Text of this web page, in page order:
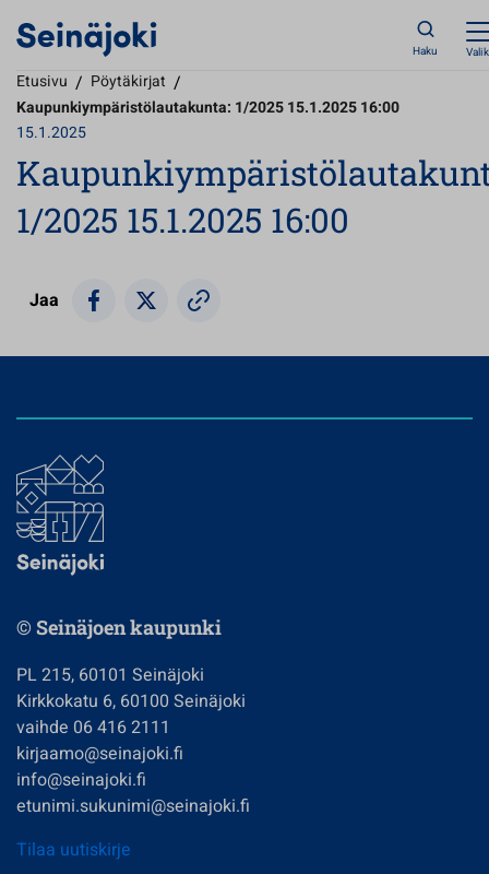
Haku
Etusivu / Pöytäkirjat /
Kaupunkiympäristölautakunta: 1/2025 15.1.2025 16:00
15.1.2025
1/2025 15.1.2025 16:00
Jaa
© Seinäjoen kaupunki
PL 215, 60101 Seinäjoki
Kirkkokatu 6, 60100 Seinäjoki
vaihde 06 416 2111
kirjaamo@seinajoki.fi
info@seinajoki.fi
etunimi.sukunimi@seinajoki.fi
Tilaa uutiskirje